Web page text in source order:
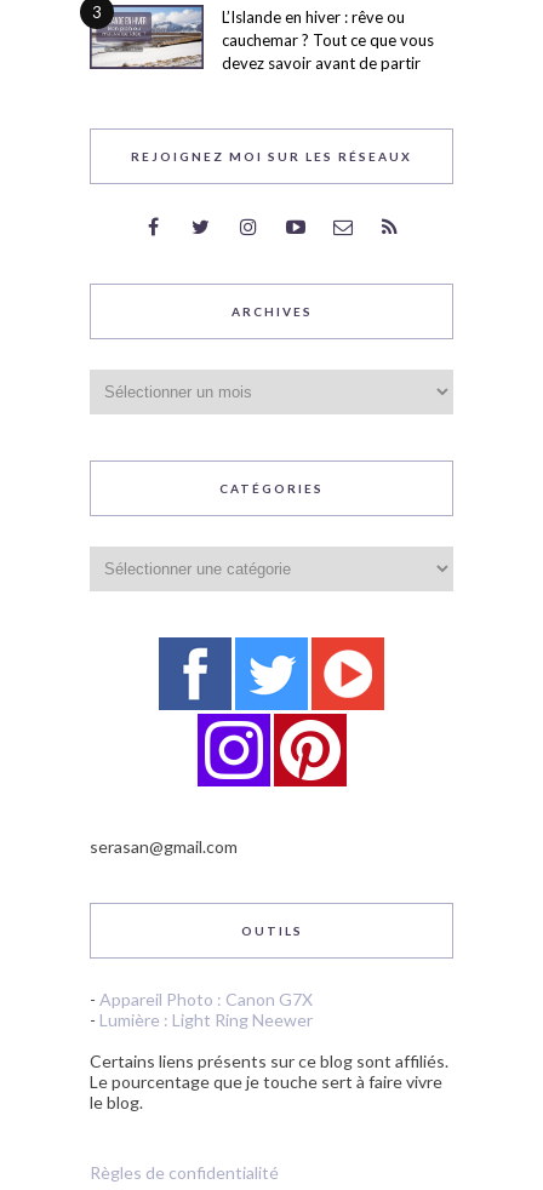
3
L’Islande en hiver : rêve ou
cauchemar ? Tout ce que vous
devez savoir avant de partir
REJOIGNEZ MOI SUR LES RÉSEAUX
ARCHIVES
CATÉGORIES
serasan@gmail.com
OUTILS
- Appareil Photo : Canon G7X
- Lumière : Light Ring Neewer
Certains liens présents sur ce blog sont affiliés.
Le pourcentage que je touche sert à faire vivre
le blog.
Règles de confidentialité